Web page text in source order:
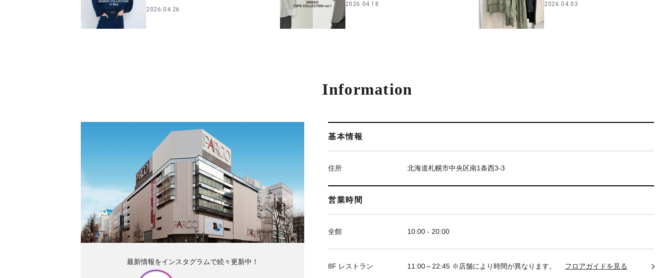
2026.04.26
2026.04.18 2026.04.03
Information
基本情報
住所 北海道札幌市中央区南1条西3-3
営業時間
全館 10:00 - 20:00
8F レストラン 11:00～22:45 ※店舗により時間が異なります。 フロアガイドを見る
最新情報をインスタグラムで続々更新中！